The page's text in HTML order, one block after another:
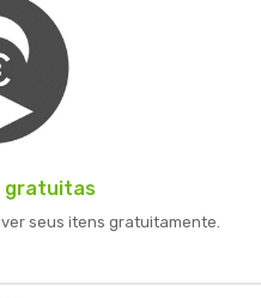
gratuitas
seus itens gratuitamente.